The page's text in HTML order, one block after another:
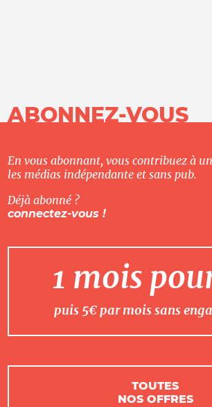
ABONNEZ-VOUS
En vous abonnant, vous contribuez à
les médias indépendante et sans pub.
Déjà abonné ?
connectez-vous !
1 mois
puis 5€ par mois sans
TOUTES
NOS OFFRES